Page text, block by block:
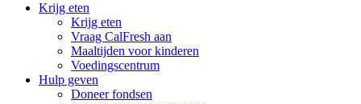
Krijg eten
Krijg eten
Vraag CalFresh aan
Maaltijden voor kinderen
Voedingscentrum
Hulp geven
Doneer fondsen